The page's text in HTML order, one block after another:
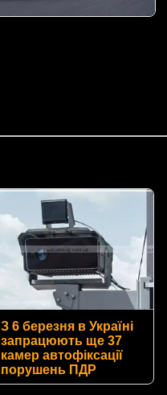
З 6 березня в Україні
запрацюють ще 37
камер автофіксації
порушень ПДР